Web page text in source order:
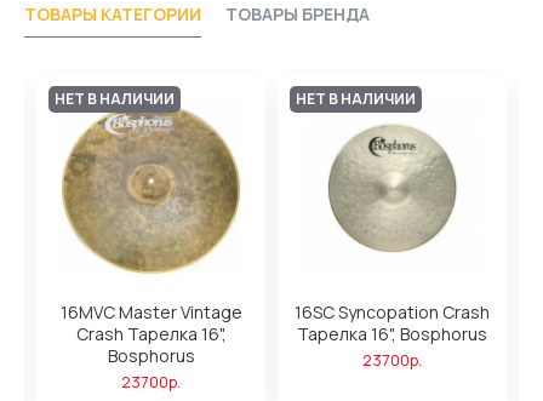
ТОВАРЫ КАТЕГОРИИ ТОВАРЫ БРЕНДА
НЕТ В НАЛИЧИИ
16MVC Master Vintage
Crash Тарелка 16",
Bosphorus
23700р.
НЕТ В НАЛИЧИИ
16SC Syncopation Crash
Тарелка 16", Bosphorus
23700р.